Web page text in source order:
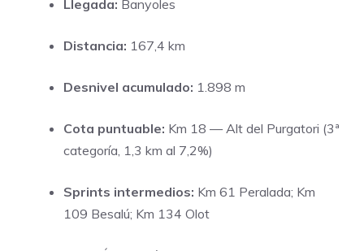
Llegada: Banyoles
Distancia: 167,4 km
Desnivel acumulado: 1.898 m
Cota puntuable: Km 18 — Alt del Purgatori (3ª
categoría, 1,3 km al 7,2%)
Sprints intermedios: Km 61 Peralada; Km
109 Besalú; Km 134 Olot